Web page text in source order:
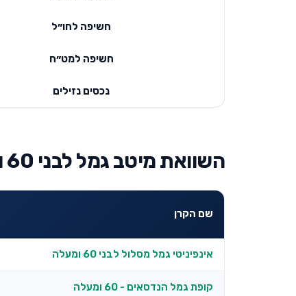
חשיפה לחו״ל
חשיפה למט״ח
נכסים נזילים
השוואת מיטב גמל לבני 60 ומעלה למובילות בקטגוריה
שם הקרן
אינפיניטי גמל מסלול לבני 60 ומעלה
קופת גמל הנדסאים - 60 ומעלה